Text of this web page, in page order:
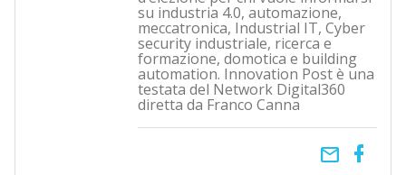
su industria 4.0, automazione,
meccatronica, Industrial IT, Cyber
security industriale, ricerca e
formazione, domotica e building
automation. Innovation Post è una
testata del Network Digital360
diretta da Franco Canna
email